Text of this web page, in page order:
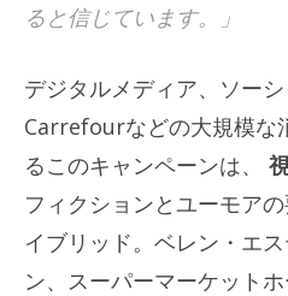
ると信じています。」
デジタルメディア、ソーシ
Carrefourなどの大規模な
るこのキャンペーンは、
フィクションとユーモア
イブリッド。ベレン・エ
ン、スーパーマーケット